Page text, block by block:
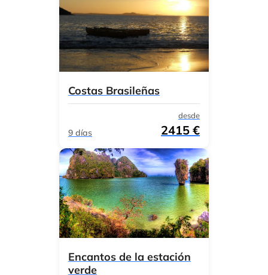
Costas Brasileñas
9 días
desde
2415 €
Encantos de la estación
verde